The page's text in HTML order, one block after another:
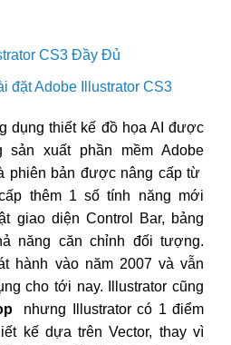
CS3 Đầy Đủ
đặt Adobe Illustrator CS3
dụng thiết kế đồ họa AI được
xuất phần mềm Adobe
phiên bản được nâng cấp từ
thêm 1 số tính năng mới
giao diện Control Bar, bảng
năng căn chỉnh đối tượng.
hành vào năm 2007 và vẫn
cho tới nay. Illustrator cũng
nhưng Illustrator có 1 điểm
kế dựa trên Vector, thay vì